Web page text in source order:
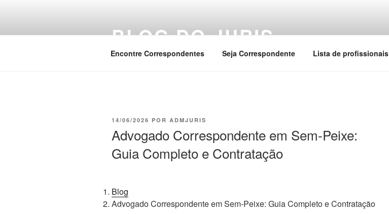
BLOG DO JURIS
Encontre Correspondentes Seja Correspondente Lista de profissionais
PUBLICADO
14/06/2026 POR ADMJURIS
Advogado Correspondente em Sem-Peixe:
Guia Completo e Contratação
Blog
Advogado Correspondente em Sem-Peixe: Guia Completo e Contratação